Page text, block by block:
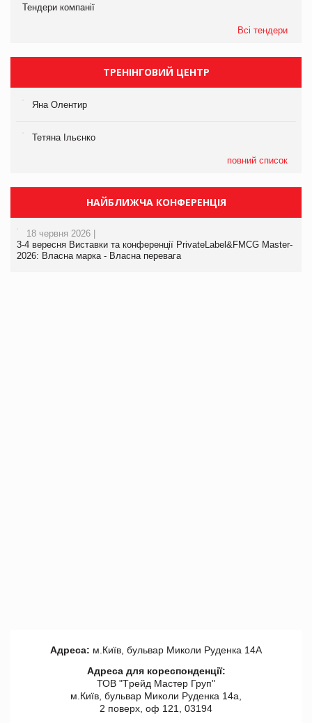
Тендери компанії
Всі тендери
ТРЕНІНГОВИЙ ЦЕНТР
Яна Олентир
Тетяна Ільєнко
повний список
НАЙБЛИЖЧА КОНФЕРЕНЦІЯ
18 червня 2026 |
3-4 вересня Виставки та конференції PrivateLabel&FMCG Master-
2026: Власна марка - Власна перевага
Адреса: м.Київ, бульвар Миколи Руденка 14А
Адреса для кореспонденції:
ТОВ "Tрейд Мастер Груп"
м.Київ, бульвар Миколи Руденка 14а,
2 поверх, оф 121, 03194